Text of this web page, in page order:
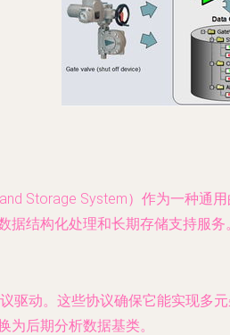
Storage System）作为一种
结构化处理和长期存储支持服务
驱动。这些协议确保它能实现多
后期分析数据基类。